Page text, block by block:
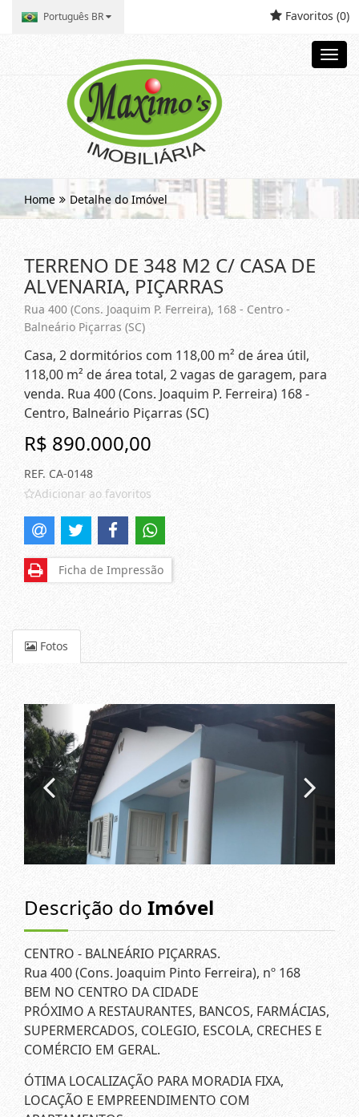
Português BR Favoritos (0)
Home Detalhe do Imóvel
TERRENO DE 348 M2 C/ CASA DE
ALVENARIA, PIÇARRAS
Rua 400 (Cons. Joaquim P. Ferreira), 168 - Centro -
Balneário Piçarras (SC)
Casa, 2 dormitórios com 118,00 m² de área útil,
118,00 m² de área total, 2 vagas de garagem, para
venda. Rua 400 (Cons. Joaquim P. Ferreira) 168 -
Centro, Balneário Piçarras (SC)
R$ 890.000,00
REF. CA-0148
Adicionar ao favoritos
Ficha de Impressão
Fotos
Descrição do Imóvel
CENTRO - BALNEÁRIO PIÇARRAS.
Rua 400 (Cons. Joaquim Pinto Ferreira), nº 168
BEM NO CENTRO DA CIDADE
PRÓXIMO A RESTAURANTES, BANCOS, FARMÁCIAS,
SUPERMERCADOS, COLEGIO, ESCOLA, CRECHES E
COMÉRCIO EM GERAL.
ÓTIMA LOCALIZAÇÃO PARA MORADIA FIXA,
LOCAÇÃO E EMPREENDIMENTO COM